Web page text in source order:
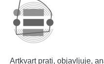
Artkvart prati, objavljuje,